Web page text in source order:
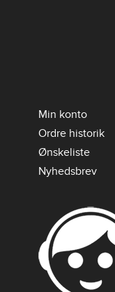
Min konto
Ordre historik
Ønskeliste
Nyhedsbrev